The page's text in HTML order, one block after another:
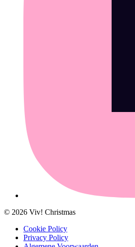
© 2026 Viv! Christmas
Cookie Policy
Privacy Policy